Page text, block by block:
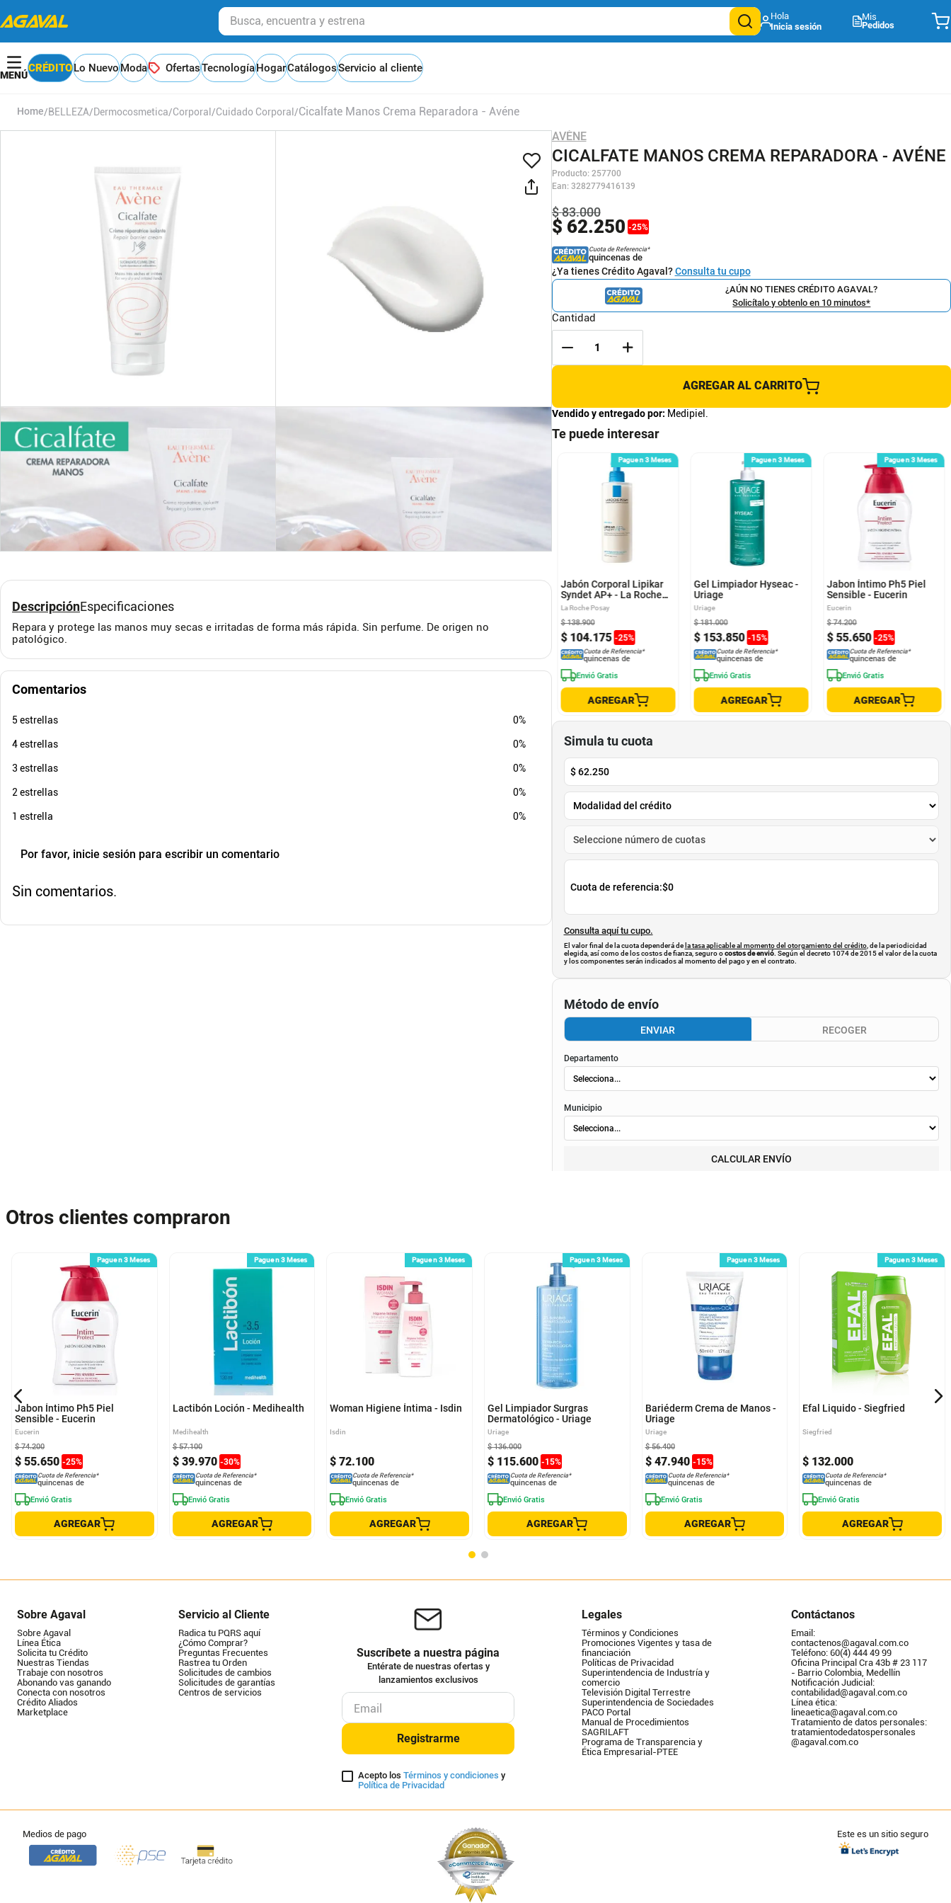
Busca, encuentra y estrena
Mis
Pedidos
CRÉDITOLo NuevoModa OfertasTecnologíaHogarCatálogosServicio al cliente
BELLEZA Dermocosmetica Corporal Cuidado Corporal Cicalfate Manos Crema Reparadora - Avéne
DescripciónEspecificaciones
Repara y protege las manos muy secas e irritadas de forma más rápida. Sin perfume. De origen no
patológico.
Comentarios
5 estrellas 0%
4 estrellas 0%
3 estrellas 0%
2 estrellas 0%
1 estrella 0%
Por favor, inicie sesión para escribir un comentario
Sin comentarios.
AVÈNE
CICALFATE MANOS CREMA REPARADORA - AVÉNE
Producto: 257700
Ean: 3282779416139
$ 62.250 -25%
$83.000
Cuota de Referencia*
quincenas de
¿Ya tienes Crédito Agaval?Consulta tu cupo
¿AÚN NO TIENES CRÉDITO AGAVAL?
Solicítalo y obtenlo en 10 minutos*
Cantidad
AGREGAR AL CARRITO
Vendido y entregado por: Medipiel.
Te puede interesar
Atoderm Gel De Ducha -
Bioderma
Bioderma
quincenas de
000
quincenas de
Exomega Control Aceite
A-derma
$ 000
quincenas de
Pague n 3 Meses
Jabón Corporal Lipikar
Syndet AP+ - La Roche
Posay
La Roche Posay
$ 104.175 -25%
$ 138.900
Cuota de Referencia*
quincenas de
Envió Gratis
AGREGAR
Pague n 3 Meses
Gel Limpiador Hyseac -
Uriage
Uriage
$ 153.850 -15%
$ 181.000
Cuota de Referencia*
quincenas de
Envió Gratis
AGREGAR
Pague n 3 Meses
Jabon Íntimo Ph5 Piel
Sensible - Eucerin
Eucerin
$ 55.650 -25%
$ 74.200
Cuota de Referencia*
quincenas de
Envió Gratis
AGREGAR
Simula tu cuota
$62.250
Cuota de referencia:$0
Consulta aquí tu cupo.
El valor final de la cuota dependerá de la tasa aplicable al momento del otorgamiento del crédito, de la periodicidad
elegida, así como de los costos de fianza, seguro ocostos de envió. Según el decreto 1074 de 2015 el valor de la cuota
y los componentes serán indicados al momento del pago y en el contrato.
Método de envío
ENVIAR RECOGER
Departamento
Municipio
CALCULAR ENVÍO
Otros clientes compraron
Pague n 3 Meses
Jabon Íntimo Ph5 Piel
Sensible - Eucerin
Eucerin
$ 55.650 -25%
$ 74.200
Cuota de Referencia*
quincenas de
Envió Gratis
AGREGAR
Pague n 3 Meses
Lactibón Loción - Medihealth
Medihealth
$ 39.970 -30%
$ 57.100
Cuota de Referencia*
quincenas de
Envió Gratis
AGREGAR
Pague n 3 Meses
Woman Higiene Íntima - Isdin
Isdin
$ 72.100
Cuota de Referencia*
quincenas de
Envió Gratis
AGREGAR
Pague n 3 Meses
Gel Limpiador Surgras
Dermatológico - Uriage
Uriage
$ 115.600 -15%
$ 136.000
Cuota de Referencia*
quincenas de
Envió Gratis
AGREGAR
Pague n 3 Meses
Bariéderm Crema de Manos -
Uriage
Uriage
$ 47.940 -15%
$ 56.400
Cuota de Referencia*
quincenas de
Envió Gratis
AGREGAR
Pague n 3 Meses
Efal Liquido - Siegfried
Siegfried
$ 132.000
Cuota de Referencia*
quincenas de
Envió Gratis
AGREGAR
Sobre Agaval
Sobre Agaval
Línea Ética
Solicita tu Crédito
Nuestras Tiendas
Trabaje con nosotros
Abonando vas ganando
Conecta con nosotros
Crédito Aliados
Marketplace
Servicio al Cliente
Radica tu PQRS aquí
¿Cómo Comprar?
Preguntas Frecuentes
Rastrea tu Orden
Solicitudes de cambios
Solicitudes de garantías
Centros de servicios
Suscríbete a nuestra página
Entérate de nuestras ofertas y
lanzamientos exclusivos
Registrarme
Acepto los Términos y condiciones y
Política de Privacidad
Legales
Términos y Condiciones
Promociones Vigentes y tasa de
financiación
Políticas de Privacidad
Superintendencia de Industría y
comercio
Televisión Digital Terrestre
Superintendencia de Sociedades
PACO Portal
Manual de Procedimientos
SAGRILAFT
Programa de Transparencia y
Ética Empresarial-PTEE
Contáctanos
Email:
contactenos@agaval.com.co
Teléfono: 60(4) 444 49 99
Oficina Principal Cra 43b # 23 117
- Barrio Colombia, Medellín
Notificación Judicial:
contabilidad@agaval.com.co
Línea ética:
lineaetica@agaval.com.co
Tratamiento de datos personales:
tratamientodedatospersonales
@agaval.com.co
Medios de pago Este es un sitio seguro